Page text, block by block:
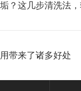
？这几步清洗法
带来了诸多好处